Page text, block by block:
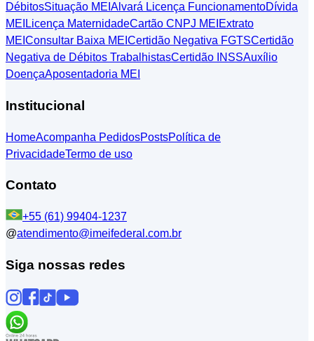
DébitosSituação MEI Alvará Licença FuncionamentoDívida
MEI Licença MaternidadeCartão CNPJ MEI Extrato
MEI Consultar Baixa MEI Certidão Negativa FGTSCertidão
Negativa de Débitos TrabalhistasCertidão INSSAuxílio
DoençaAposentadoria MEI
Institucional
HomeAcompanha PedidosPostsPolítica de
PrivacidadeTermo de uso
Contato
+55 (61) 99404-1237
@atendimento@imeifederal.com.br
Siga nossas redes